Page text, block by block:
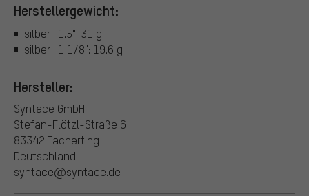
Herstellergewicht:
silber | 1.5": 31 g
silber | 1 1/8": 19.6 g
Hersteller:
Syntace GmbH
Stefan-Flötzl-Straße 6
83342 Tacherting
Deutschland
syntace@syntace.de